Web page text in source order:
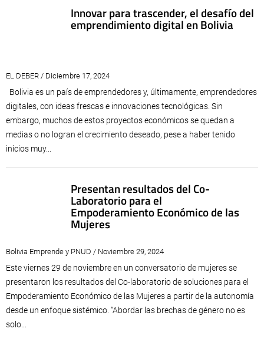
Innovar para trascender, el desafío del
emprendimiento digital en Bolivia
EL DEBER / Diciembre 17, 2024
Bolivia es un país de emprendedores y, últimamente, emprendedores
digitales, con ideas frescas e innovaciones tecnológicas. Sin
embargo, muchos de estos proyectos económicos se quedan a
medias o no logran el crecimiento deseado, pese a haber tenido
inicios muy...
Presentan resultados del Co-
Laboratorio para el
Empoderamiento Económico de las
Mujeres
Bolivia Emprende y PNUD / Noviembre 29, 2024
Este viernes 29 de noviembre en un conversatorio de mujeres se
presentaron los resultados del Co-laboratorio de soluciones para el
Empoderamiento Económico de las Mujeres a partir de la autonomía
desde un enfoque sistémico. “Abordar las brechas de género no es
solo...